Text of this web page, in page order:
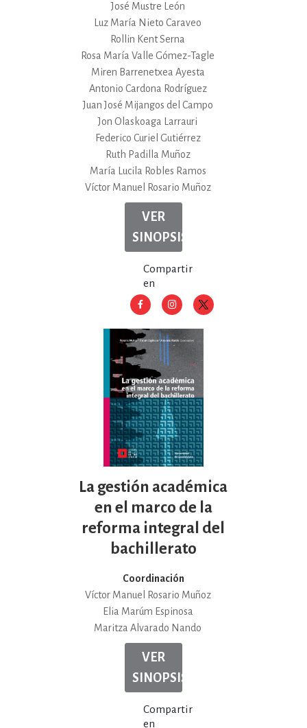
José Mustre León
Luz María Nieto Caraveo
Rollin Kent Serna
Rosa María Valle Gómez-Tagle
Miren Barrenetxea Ayesta
Antonio Cardona Rodríguez
Juan José Mijangos del Campo
Jon Olaskoaga Larrauri
Federico Curiel Gutiérrez
Ruth Padilla Muñoz
María Lucila Robles Ramos
Víctor Manuel Rosario Muñoz
VER
SINOPSIS
Compartir
en
La gestión académica
en el marco de la
reforma integral del
bachillerato
Coordinación
Víctor Manuel Rosario Muñoz
Elia Marúm Espinosa
Maritza Alvarado Nando
VER
SINOPSIS
Compartir
en